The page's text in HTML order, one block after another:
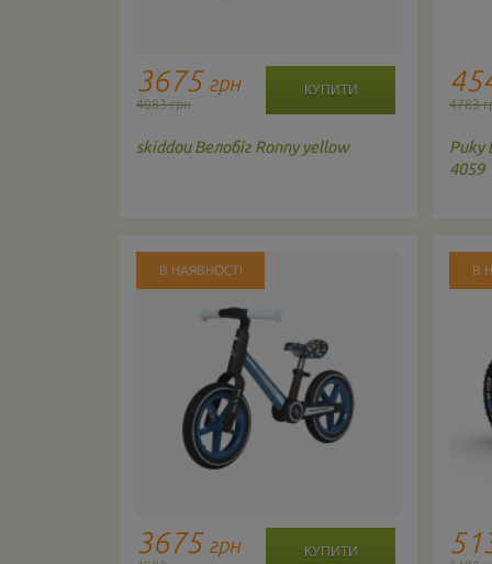
3675 грн
4083 грн
skiddou Велобіг Ronny yellow
В НАЯВНОСТІ
3675 грн
4783
Puky
4059
В